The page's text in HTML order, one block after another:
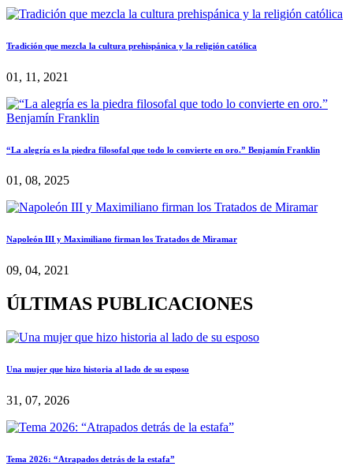
Tradición que mezcla la cultura prehispánica y la religión católica
01, 11, 2021
“La alegría es la piedra filosofal que todo lo convierte en oro.” Benjamín Franklin
01, 08, 2025
Napoleón III y Maximiliano firman los Tratados de Miramar
09, 04, 2021
ÚLTIMAS PUBLICACIONES
Una mujer que hizo historia al lado de su esposo
31, 07, 2026
Tema 2026: “Atrapados detrás de la estafa”